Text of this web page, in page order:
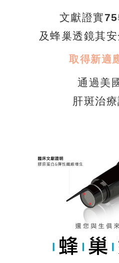
文獻證實
及蜂巢透鏡其
取得新適
通過美
肝斑治